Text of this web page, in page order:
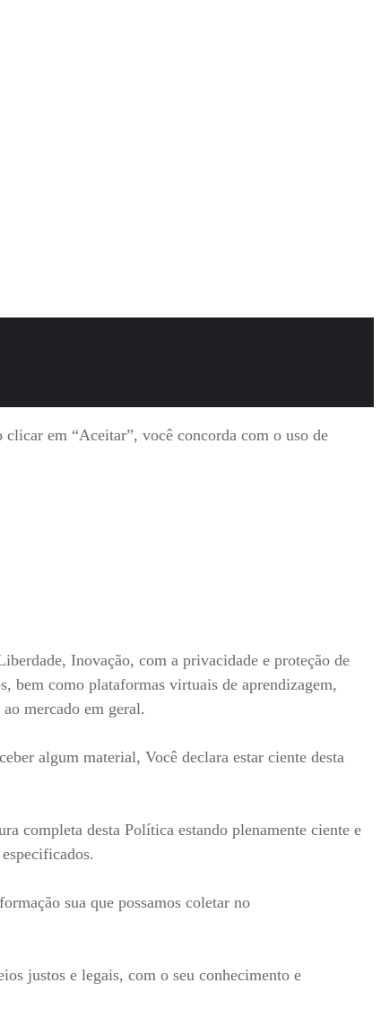
em “Aceitar”, você concorda com o uso de
Inovação, com a privacidade e proteção de
bem como plataformas virtuais de aprendizagem,
mercado em geral.
algum material, Você declara estar ciente desta
completa desta Política estando plenamente ciente e
sua que possamos coletar no
justos e legais, com o seu conhecimento e